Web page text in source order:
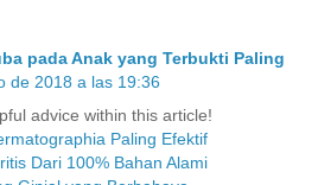
pada Anak yang Terbukti Paling
de 2018 a las 19:36
advice within this article!
Paling Efektif
Dari 100% Bahan Alami